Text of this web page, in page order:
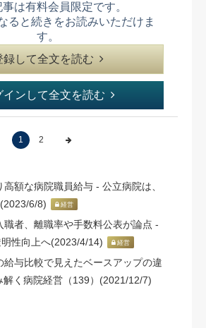
事は有料会員限定です。
ると続きをお読みいただけま
す。
録して全文を読む
インして全文を読む
1 2
額な病院職員給与 - 公立病院は、
6/8)
経営
職者、離職率や手数料公表が論点 -
性向上へ(2023/4/14)
経営
給与比較で見えたベースアップの違
解く病院経営（139）(2021/12/7)